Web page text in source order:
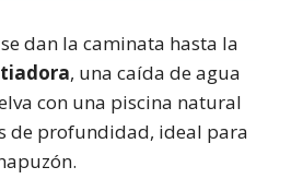
dan la caminata hasta la
, una caída de agua
con una piscina natural
de profundidad, ideal para